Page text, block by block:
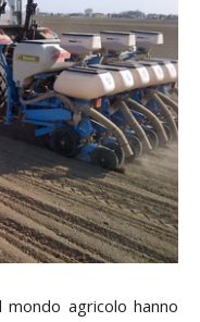
agricolo hanno